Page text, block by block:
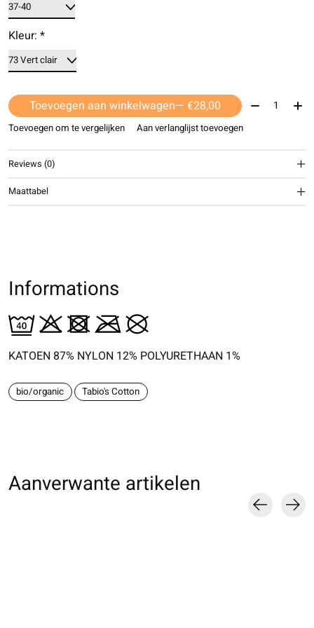
Kleur: *
Toevoegen aan winkelwagen — €28,00 Aantal:
Toevoegen om te vergelijken Aan verlanglijst toevoegen
Reviews (0)
Maattabel
Informations
KATOEN 87% NYLON 12% POLYURETHAAN 1%
bio/organic Tabio's Cotton
Aanverwante artikelen